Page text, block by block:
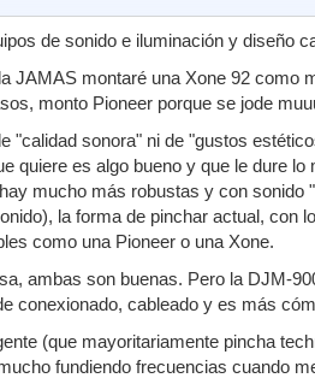
de sonido e iluminación y diseño
JAMAS montaré una Xone 92 como
monto Pioneer porque se jode
"calidad sonora" ni de "gustos
quiere es algo bueno y que le dure
mucho más robustas y con sonido
la forma de pinchar actual, con
como una Pioneer o una Xone.
ambas son buenas. Pero la DJM-
conexionado, cableado y es más
(que mayoritariamente pincha
fundiendo frecuencias cuando